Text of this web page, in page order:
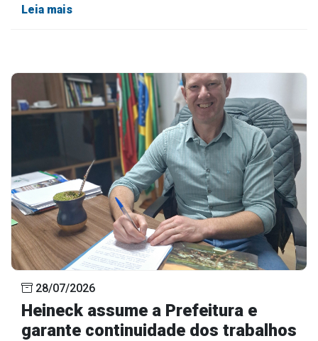
Leia mais
28/07/2026
Heineck assume a Prefeitura e
garante continuidade dos trabalhos